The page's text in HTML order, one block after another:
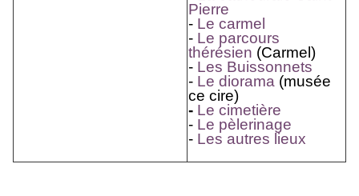
Pierre
- Le carmel
- Le parcours
thérésien (Carmel)
- Les Buissonnets
- Le diorama (musée
ce cire)
- Le cimetière
- Le pèlerinage
- Les autres lieux